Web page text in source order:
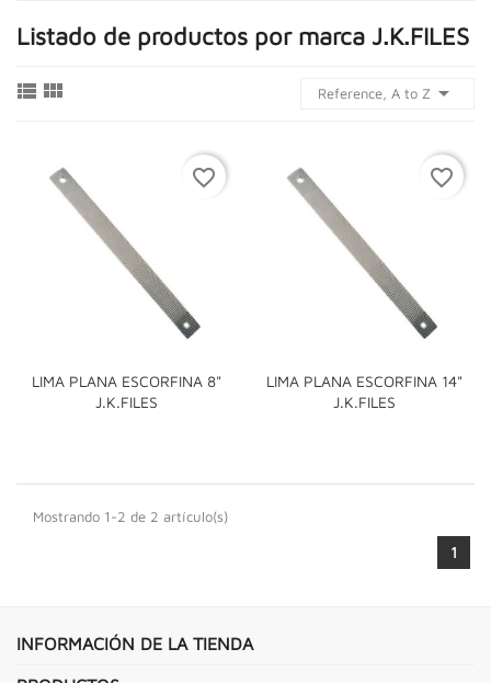
Listado de productos por marca J.K.FILES
  Reference, A to Z 
LIMA PLANA ESCORFINA 8"
J.K.FILES
favorite_border
LIMA PLANA ESCORFINA 14"
J.K.FILES
favorite_border
Mostrando 1-2 de 2 artículo(s)
1
INFORMACIÓN DE LA TIENDA